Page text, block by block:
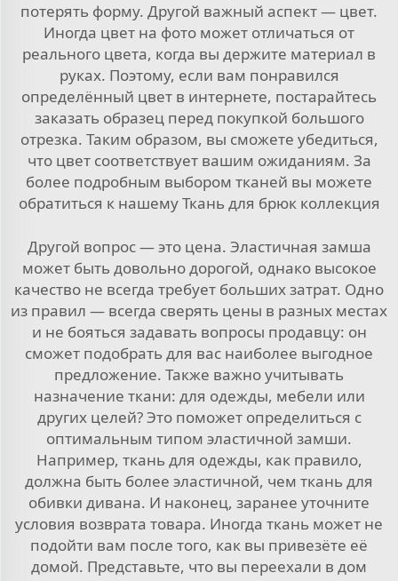
потерять форму. Другой важный аспект — цвет.
Иногда цвет на фото может отличаться от
реального цвета, когда вы держите материал в
руках. Поэтому, если вам понравился
определённый цвет в интернете, постарайтесь
заказать образец перед покупкой большого
отрезка. Таким образом, вы сможете убедиться,
что цвет соответствует вашим ожиданиям. За
более подробным выбором тканей вы можете
обратиться к нашемуТкань для брюк коллекция
Другой вопрос — это цена. Эластичная замша
может быть довольно дорогой, однако высокое
качество не всегда требует больших затрат. Одно
из правил — всегда сверять цены в разных местах
и не бояться задавать вопросы продавцу: он
сможет подобрать для вас наиболее выгодное
предложение. Также важно учитывать
назначение ткани: для одежды, мебели или
других целей? Это поможет определиться с
оптимальным типом эластичной замши.
Например, ткань для одежды, как правило,
должна быть более эластичной, чем ткань для
обивки дивана. И наконец, заранее уточните
условия возврата товара. Иногда ткань может не
подойти вам после того, как вы привезёте её
домой. Представьте, что вы переехали в дом